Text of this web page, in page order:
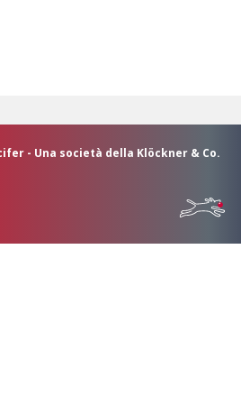
- Una società della Klöckner & Co.